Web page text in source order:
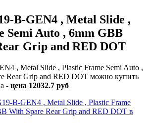
B-GEN4 , Metal Slide ,
Semi Auto , 6mm GBB
Grip and RED DOT
, Metal Slide , Plastic Frame Semi Auto ,
Rear Grip and RED DOT можно купить
- цена 12032.7 руб
B-GEN4 , Metal Slide , Plastic Frame
With Spare Rear Grip and RED DOT в